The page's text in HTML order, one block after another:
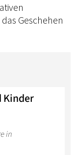
Geschehen